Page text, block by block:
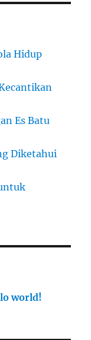
Hidup
Es Batu
Diketahui
world!